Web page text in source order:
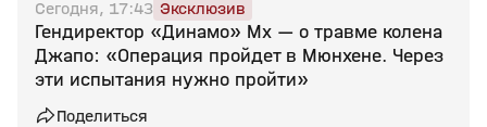
Сегодня, 17:43 Эксклюзив
Гендиректор «Динамо» Мх — о травме колена
Джапо: «Операция пройдет в Мюнхене. Через
эти испытания нужно пройти»
Поделиться